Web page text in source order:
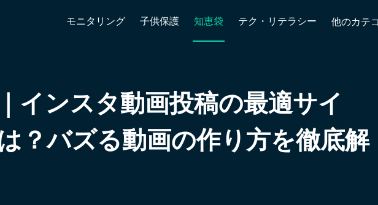
モニタリング 子供保護 知恵袋 テク・リテラシー 他のカテ
インスタ動画投稿の最適サイ
？バズる動画の作り方を徹底解